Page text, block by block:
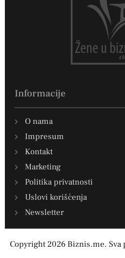
Informacije
O nama
Impresum
Kontakt
Marketing
Politika privatnosti
Uslovi korišćenja
Newsletter
Copyright 2026 Biznis.me. Sva